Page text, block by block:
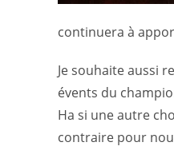
continuera à
Je souhaite aussi
évents du
Ha si une autre
contraire pour